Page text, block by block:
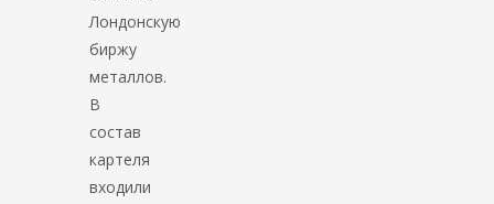
Лондонскую
биржу
металлов.
В
состав
картеля
входили